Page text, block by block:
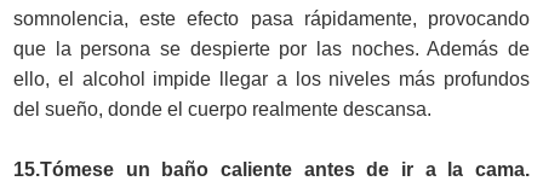
somnolencia, este efecto pasa rápidamente, provocando
que la persona se despierte por las noches. Además de
ello, el alcohol impide llegar a los niveles más profundos
del sueño, donde el cuerpo realmente descansa.
15.Tómese un baño caliente antes de ir a la cama.